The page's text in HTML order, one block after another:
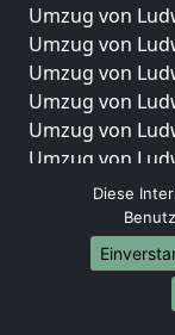
Umzug von
Umzug von
Umzug von
Umzug von
Umzug von
Umzug von
Umzug von
Umzug von
Umzug von
Umzug von
Umzug von
Diese